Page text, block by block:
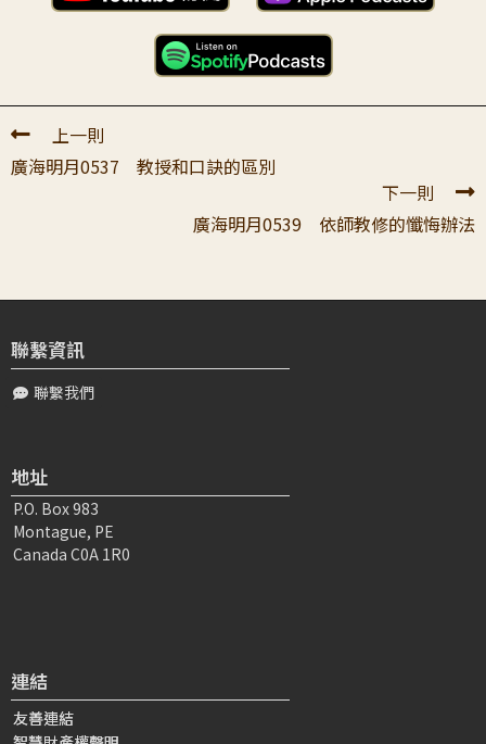
我們對這個課題有深刻清楚的認知。...
蕭〇〇2026-01-31 20:05:05
老師好： 這裡說：「至言及論諸大教典，雖是第一最勝教
授，然初發業未曾慣修補特伽羅，若不依止善士教授，直趣
要。538講對「初發業未曾慣修」的意義，依著 仁波切的引
董〇〇
問仁波切，仁波切回答 ：「...
徐〇〇2026-02-03 20:38:06
敬呈老師：弟子聽完7遍了，想將學習供養您。這一講學習
一開始確實會疑問為何老師要問這麼詳細，後來聽到最後發
現老師的身教就是在示範不懂時跟善知識學習且把它搞懂本
上一則
廣海明月0537 教授和口訣的區別
下一則
廣海明月0539 依師教修的懺悔辦法
聯繫資訊
聯繫我們
地址
P.O. Box 983
Montague, PE
Canada C0A 1R0
連結
友善連結